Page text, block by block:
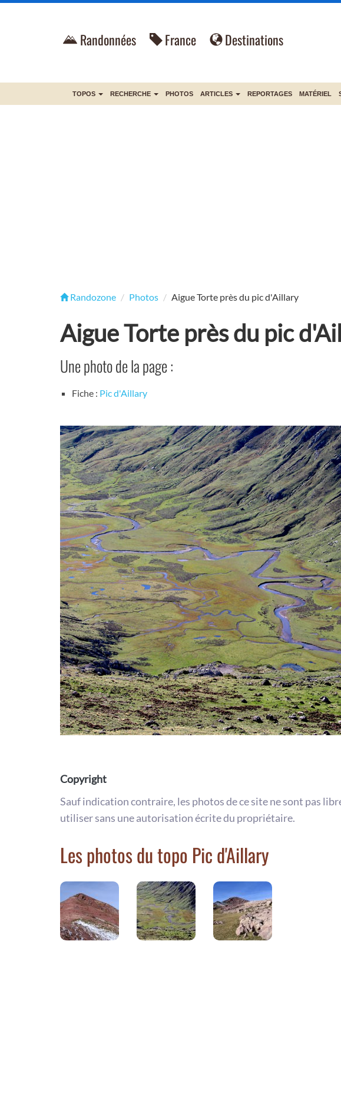
Randonnées France Destinations
TOPOS RECHERCHE PHOTOS ARTICLES REPORTAGES MATÉRIEL
Randozone Photos Aigue Torte près du pic d'Aillary
Aigue Torte près du pic
Une photo de la page :
Fiche : Pic d'Aillary
Copyright
Sauf indication contraire, les photos de ce site ne sont pas
utiliser sans une autorisation écrite du propriétaire.
Les photos du topo Pic d'Aillary